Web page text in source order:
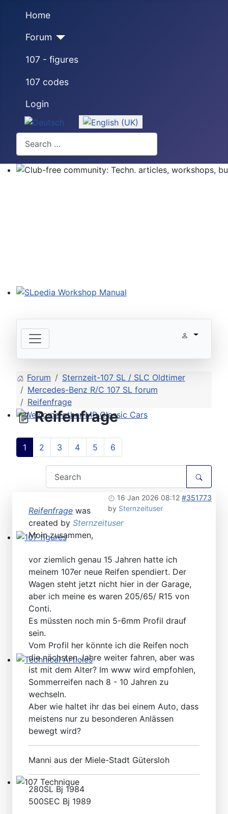
Home
Forum
107 - figures
107 codes
Login
Select your language
Search
Welcome other MB Classic Cars
Technical Articles
107 Technique
Forum
Sternzeit-107 SL / SLC Oldtimer
Mercedes-Benz R/C 107 SL forum
Reifenfrage
Reifenfrage
1 2 3 4 5 6
16 Jan 2026 08:12 #351773
by Sternzeituser
Reifenfrage was
created by Sternzeituser
Moin zusammen,
vor ziemlich genau 15 Jahren hatte ich
meinem 107er neue Reifen spendiert. Der
Wagen steht jetzt nicht hier in der Garage,
aber ich meine es waren 205/65/ R15 von
Conti.
Es müssten noch min 5-6mm Profil drauf
sein.
Vom Profil her könnte ich die Reifen noch
die nächsten Jahre weiter fahren, aber was
ist mit dem Alter? Im www wird empfohlen,
Sommerreifen nach 8 - 10 Jahren zu
wechseln.
Aber wie haltet ihr das bei einem Auto, dass
meistens nur zu besonderen Anlässen
bewegt wird?
Manni aus der Miele-Stadt Gütersloh
280SL Bj 1984
500SEC Bj 1989